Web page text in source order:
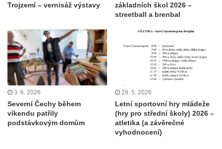
Trojzemí – vernisáž výstavy
základních škol 2026 –
streetball a brenbal
3. 6. 2026
Severní Čechy během
víkendu patřily
podstávkovým domům
28. 5. 2026
Letní sportovní hry mládeže
(hry pro střední školy) 2026 –
atletika (a závěrečné
vyhodnocení)